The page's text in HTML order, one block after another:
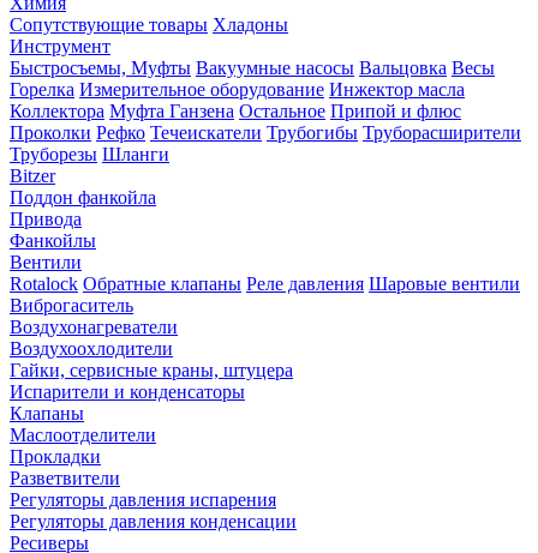
Сопутствующие товары Хладоны
Инструмент
Быстросъемы, Муфты Вакуумные насосы Вальцовка Весы
Горелка Измерительное оборудование Инжектор масла
Коллектора Муфта Ганзена Остальное Припой и флюс
Проколки Рефко Течеискатели Трубогибы Труборасширители
Труборезы Шланги
Bitzer
Поддон фанкойла
Привода
Фанкойлы
Вентили
Rotalock Обратные клапаны Реле давления Шаровые вентили
Виброгаситель
Воздухонагреватели
Воздухоохлодители
Гайки, сервисные краны, штуцера
Испарители и конденсаторы
Клапаны
Маслоотделители
Прокладки
Разветвители
Регуляторы давления испарения
Регуляторы давления конденсации
Ресиверы